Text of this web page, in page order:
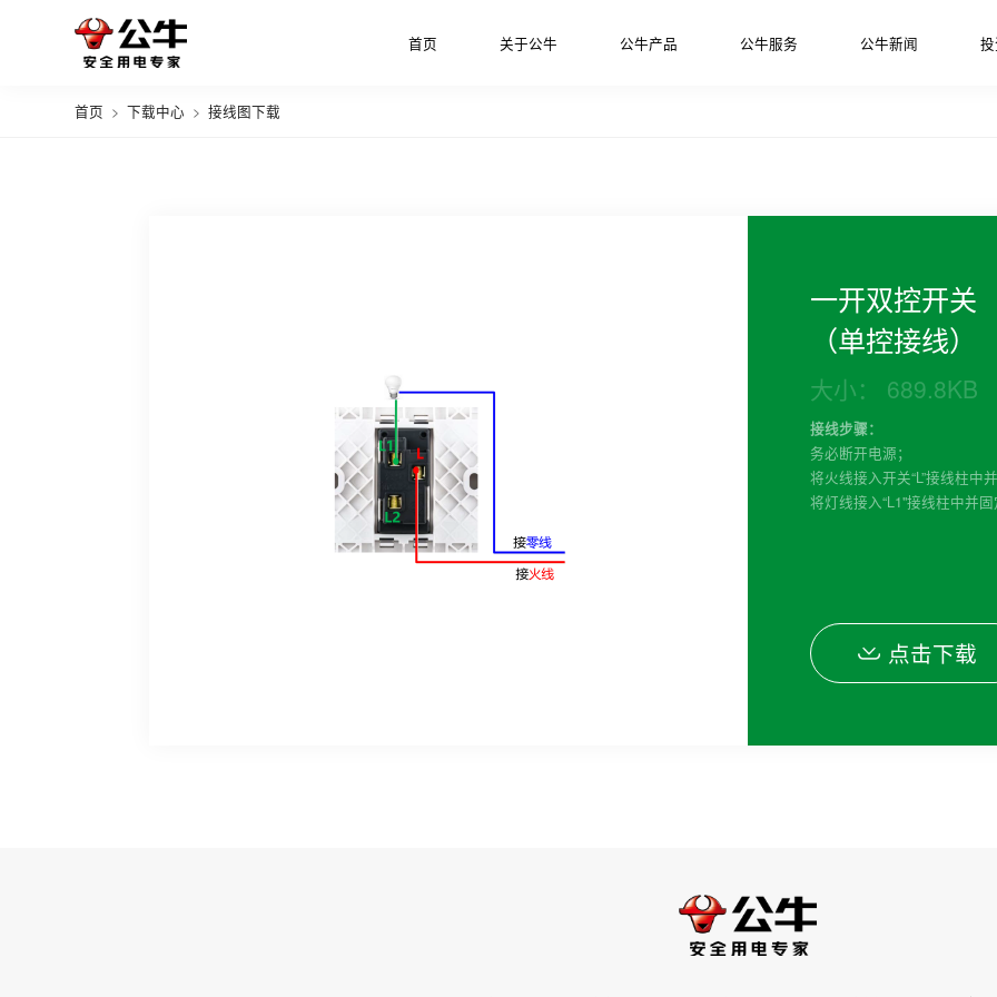
首页 关于公牛 公牛产品 公牛服务 公牛新闻
首页 > 下载中心 > 接线图下载
一开双控开关
（单控接线）
大小： 689.8KB
接线步骤：
务必断开电源；
将火线接入开关“L”接线柱中
将灯线接入“L1"接线柱中并
点击下载